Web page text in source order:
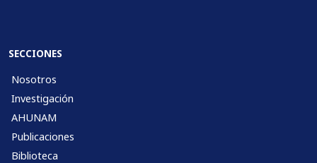
SECCIONES
Nosotros
Investigación
AHUNAM
Publicaciones
Biblioteca